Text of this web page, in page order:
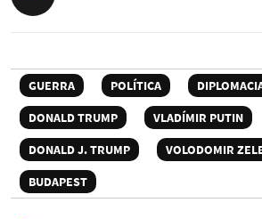
GUERRA POLÍTICA
DONALD TRUMP
VLADÍMIR PUTIN
DONALD J. TRUMP
VOLODOMIR
BUDAPEST